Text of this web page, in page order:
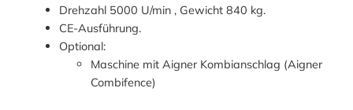
Drehzahl 5000 U/min , Gewicht 840 kg.
CE-Ausführung.
Optional:
Maschine mit Aigner Kombianschlag (Aigner
Combifence)